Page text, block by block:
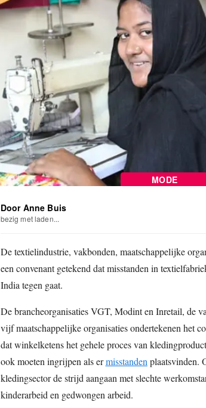
MODE
Door Anne Buis
bezig met laden...
De textielindustrie, vakbonden, maatschappelijke
een convenant getekend dat misstanden in
India tegen gaat.
De brancheorganisaties VGT, Modint en Inretail, de
vijf maatschappelijke organisaties ondertekenen het
dat winkelketens het gehele proces van
ook moeten ingrijpen als ermisstanden plaatsvinden.
kledingsector de strijd aangaan met slechte
kinderarbeid en gedwongen arbeid.